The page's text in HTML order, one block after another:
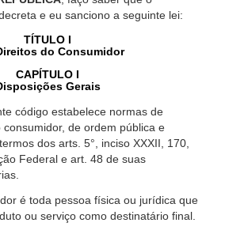
e eu sanciono a seguinte lei:
TÍTULO I
do Consumidor
CAPÍTULO I
Gerais
código estabelece normas de
de ordem pública e
dos arts. 5°, inciso XXXII, 170,
Federal e art. 48 de suas
é toda pessoa física ou jurídica que
ou serviço como destinatário final.